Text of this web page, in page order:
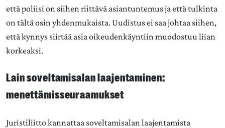
että poliisi on siihen riittävä asiantuntemus ja että tulkinta
on tältä osin yhdenmukaista. Uudistus ei saa johtaa siihen,
että kynnys siirtää asia oikeudenkäyntiin muodostuu liian
korkeaksi.
Lain soveltamisalan laajentaminen:
menettämisseuraamukset
Juristiliitto kannattaa soveltamisalan laajentamista